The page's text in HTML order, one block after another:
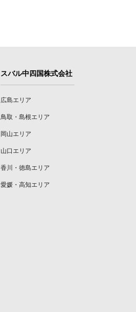
スバル中四国株式会社
広島エリア
鳥取・島根エリア
岡山エリア
山口エリア
香川・徳島エリア
愛媛・高知エリア